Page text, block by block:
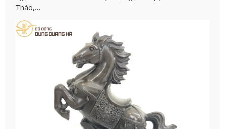
Tháo,…